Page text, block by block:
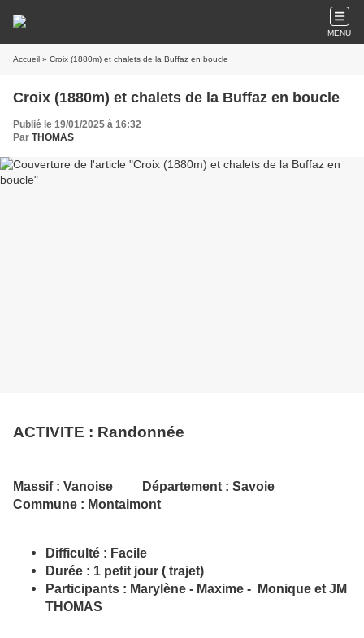
MENU
Accueil » Croix (1880m) et chalets de la Buffaz en boucle
Croix (1880m) et chalets de la Buffaz en boucle
Publié le 19/01/2025 à 16:32
Par THOMAS
ACTIVITE : Randonnée
Massif : Vanoise Département : Savoie
Commune : Montaimont
Difficulté : Facile
Durée : 1 petit jour ( trajet)
Participants : Marylène - Maxime - Monique et JM
THOMAS